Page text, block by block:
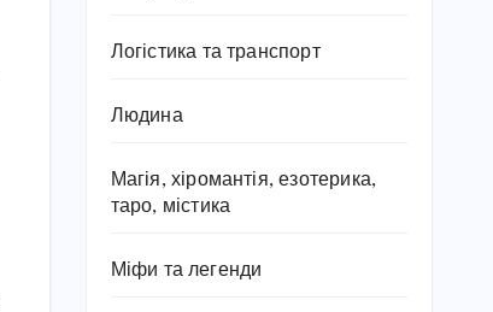
Логістика та транспорт
Людина
Магія, хіромантія, езотерика,
таро, містика
Міфи та легенди